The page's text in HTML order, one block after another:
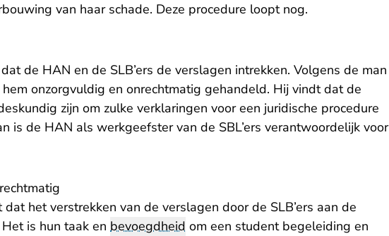
van haar schade. Deze procedure loopt nog.
de HAN en de SLB’ers de verslagen intrekken. Volgens de man
hem onzorgvuldig en onrechtmatig gehandeld. Hij vindt dat de
zijn om zulke verklaringen voor een juridische procedure
is de HAN als werkgeefster van de SBL’ers verantwoordelijk voor
het verstrekken van de verslagen door de SLB’ers aan de
is hun taak en bevoegdheid om een student begeleiding en